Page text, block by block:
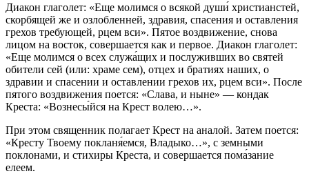
Диакон глаголет: «Еще молимся о всякой души́ христианстей,
скорбящей же и озлобленней, здравия, спасения и оставления
грехов требующей, рцем вси». Пятое воздвижение, снова
лицом на восток, совершается как и первое. Диакон глаголет:
«Еще молимся о всех служа́щих и послуживших во святей
обители сей (или: храме сем), отцех и братиях наших, о
здравии и спасении и оставлении грехов их, рцем вси». После
пятого воздвижения поется: «Слава, и ныне» — кондак
Креста: «Вознесы́йся на Крест волею…».
При этом священник полагает Крест на аналой. Затем поется:
«Кресту Твоему покланя́емся, Владыко…», с земными
поклонами, и стихиры Креста, и совершается пома́зание
елеем.